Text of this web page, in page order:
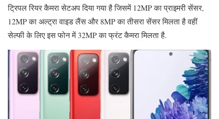
ट्रिपल रियर कैमरा सेटअप दिया गया है जिसमें 12MP का प्राइमरी सेंसर,
12MP का अल्ट्रा वाइड लैंस और 8MP का तीसरा सेंसर मिलता है वहीं
सेल्फी के लिए इस फोन में 32MP का फ्रंट कैमरा मिलता है.